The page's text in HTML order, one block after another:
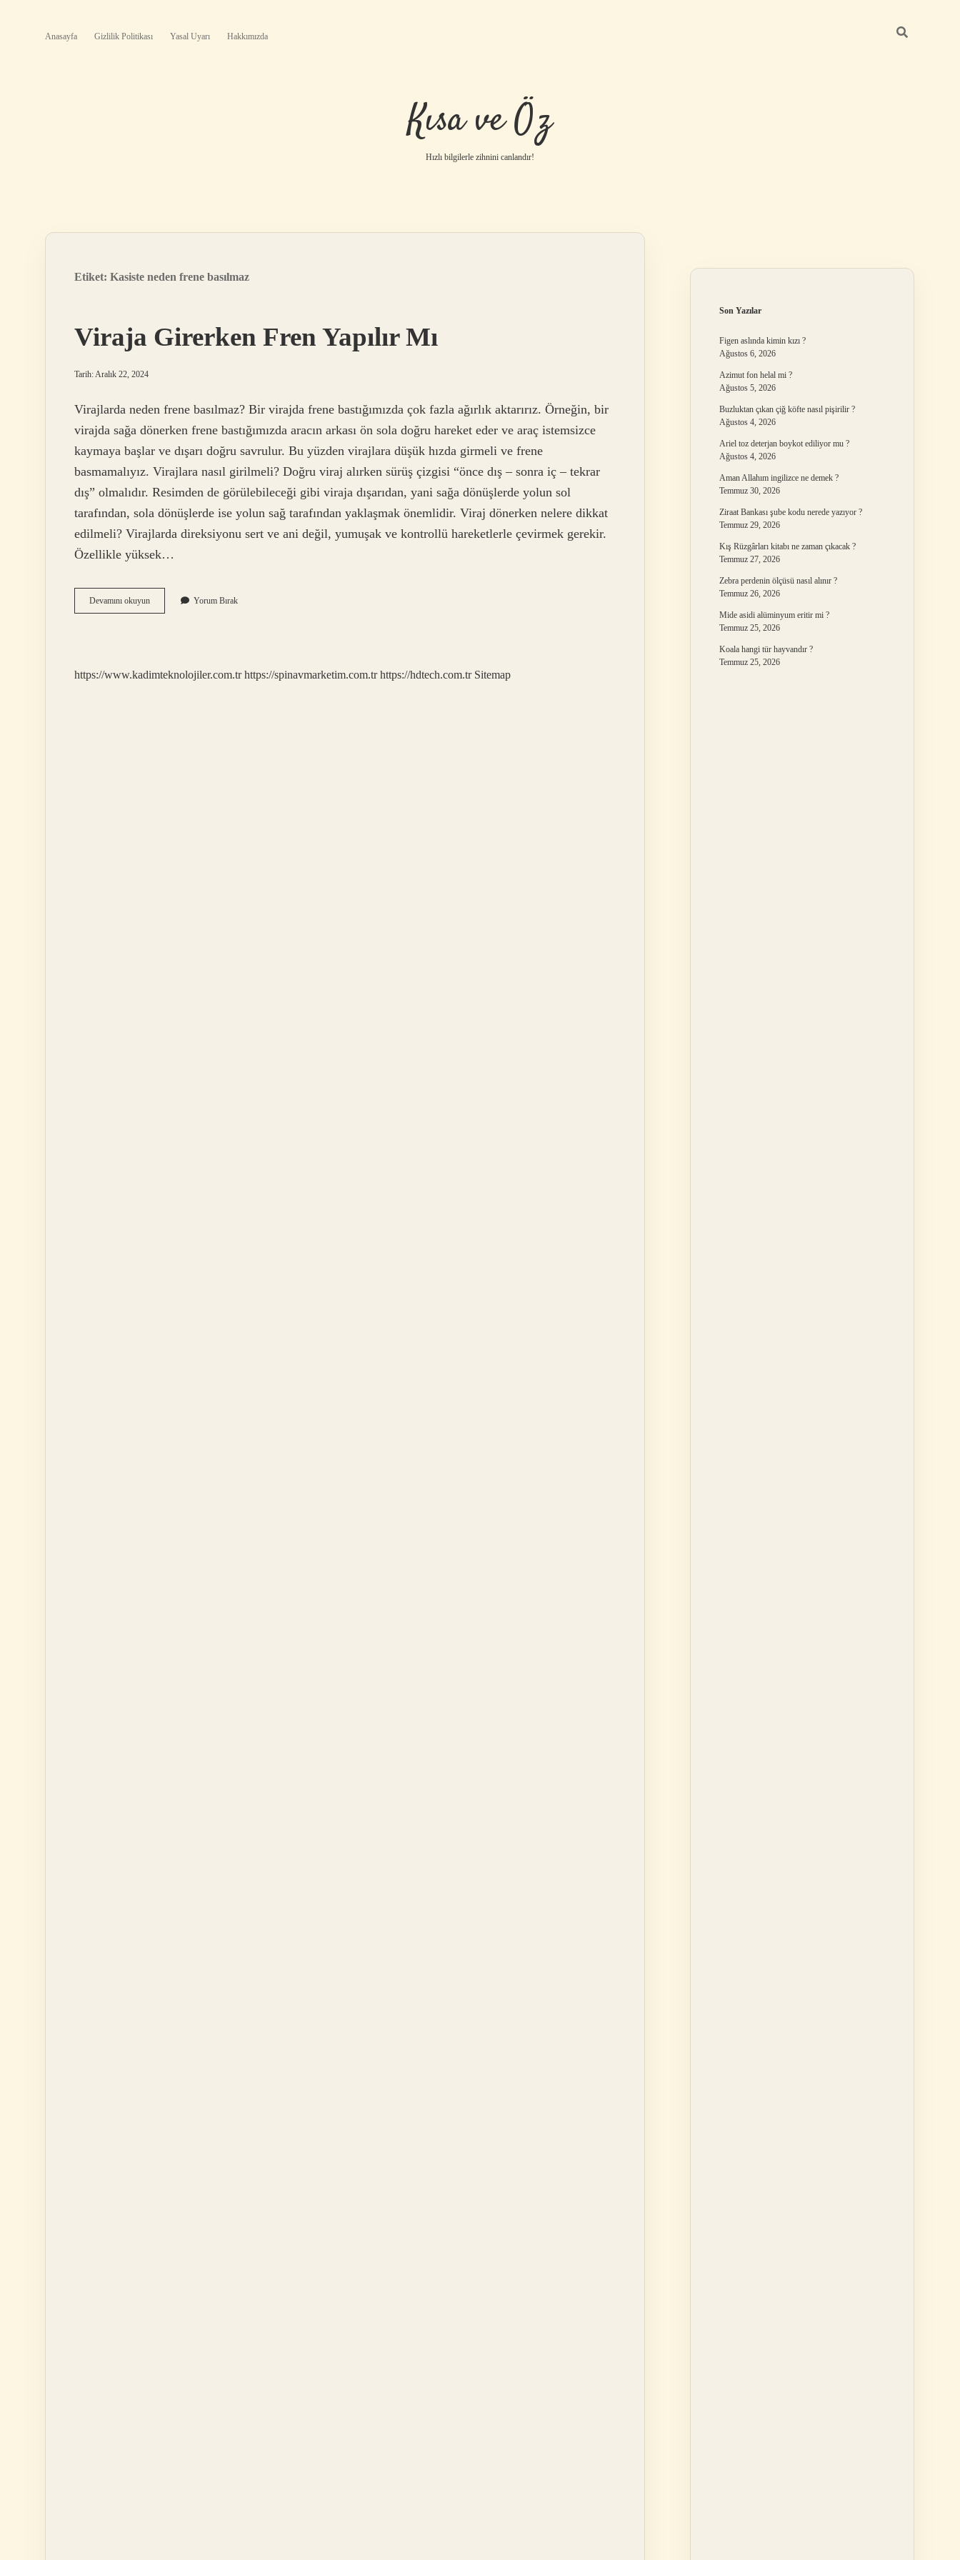
Anasayfa Gizlilik Politikası Yasal Uyarı Hakkımızda
Kısa ve Öz
Hızlı bilgilerle zihnini canlandır!
Etiket: Kasiste neden frene basılmaz
Viraja Girerken Fren Yapılır Mı
Tarih: Aralık 22, 2024
Virajlarda neden frene basılmaz? Bir virajda frene bastığımızda çok fazla ağırlık aktarırız. Örneğin, bir
virajda sağa dönerken frene bastığımızda aracın arkası ön sola doğru hareket eder ve araç istemsizce
kaymaya başlar ve dışarı doğru savrulur. Bu yüzden virajlara düşük hızda girmeli ve frene
basmamalıyız. Virajlara nasıl girilmeli? Doğru viraj alırken sürüş çizgisi “önce dış – sonra iç – tekrar
dış” olmalıdır. Resimden de görülebileceği gibi viraja dışarıdan, yani sağa dönüşlerde yolun sol
tarafından, sola dönüşlerde ise yolun sağ tarafından yaklaşmak önemlidir. Viraj dönerken nelere dikkat
edilmeli? Virajlarda direksiyonu sert ve ani değil, yumuşak ve kontrollü hareketlerle çevirmek gerekir.
Özellikle yüksek…
Devamını okuyunViraja
Girerken
Yorum Bırak
https://www.kadimteknolojiler.com.tr https://spinavmarketim.com.tr https://hdtech.com.tr Sitemap
Son Yazılar
Figen aslında kimin kızı ?
Ağustos 6, 2026
Azimut fon helal mi ?
Ağustos 5, 2026
Buzluktan çıkan çiğ köfte nasıl pişirilir ?
Ağustos 4, 2026
Ariel toz deterjan boykot ediliyor mu ?
Ağustos 4, 2026
Aman Allahım ingilizce ne demek ?
Temmuz 30, 2026
Ziraat Bankası şube kodu nerede yazıyor ?
Temmuz 29, 2026
Kış Rüzgârları kitabı ne zaman çıkacak ?
Temmuz 27, 2026
Zebra perdenin ölçüsü nasıl alınır ?
Temmuz 26, 2026
Mide asidi alüminyum eritir mi ?
Temmuz 25, 2026
Koala hangi tür hayvandır ?
Temmuz 25, 2026